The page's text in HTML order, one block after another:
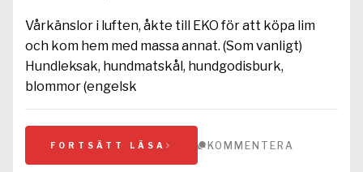
Vårkänslor i luften, åkte till EKO för att köpa lim
och kom hem med massa annat. (Som vanligt)
Hundleksak, hundmatskål, hundgodisburk,
blommor (engelsk
FORTSÄTT LÄSA KOMMENTERA